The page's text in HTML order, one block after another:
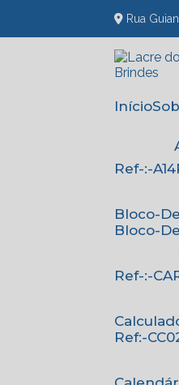
Rua
Início
Ref-:-A14
Bloco-
Bloco-
Ref-:-CA
Ref:-